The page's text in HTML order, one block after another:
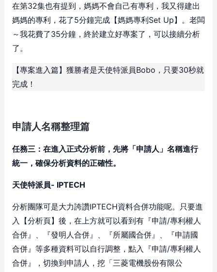
在第32集也有提到，媽媽不會自己有專利，我又得建出
媽媽的專利，花了5分鐘完成【媽媽專利Set Up】。老闆
～我花費了35分鐘，終於建立好專案了，可以接續分析
了。
【專案進入篇】獲勝者是天使特派員Bobo，只要30秒就
完成！
申請人名稱整理篇
任務三：在進入正式分析前，先將「申請人」名稱進行
統一，確保分析資料的正確性。
天使特派員- IPTECH
分析團隊可是大力誇讚IPTECH資料合併功能呢。只要進
入【分析頁】後，在上方就可以看到有『申請/專利權人
合併』、『發明人合併』、『所屬國合併』、『申請國
合併』等多種資料可以自行調整，點入『申請/專利權人
合併』，切換到申請人，挖「三菱電機股份有限公